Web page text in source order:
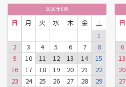
2026年8月
日 月 火 水 木 金
土
1
2
3 4 5 6 7
8
9
10 11 12 13 14
15
16
17 18 19 20 21
22
23
24 25 26 27 28 29
日
6
13
20
27